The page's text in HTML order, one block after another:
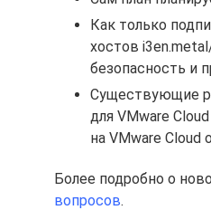
Как только
хостов
безопасность и
Существующие
для VMware
на VMware Cloud
Более подробно о
вопросов.